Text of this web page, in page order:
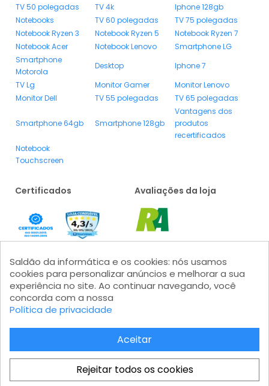
TV 50 polegadas
TV 4k
Iphone 128gb
Notebooks
TV 60 polegadas
TV 75 polegadas
Notebook Ryzen 3
Notebook Ryzen 5
Notebook Ryzen 7
Notebook Acer
Notebook Lenovo
Smartphone LG
Smartphone
Motorola
Desktop
Iphone 7
TV Lg
Monitor Gamer
Monitor Lenovo
Monitor Dell
TV 55 polegadas TV 65 polegadas
Smartphone 64gb Smartphone 128gb
Vantagens dos
produtos
recertificados
Notebook
Touchscreen
Certificados Avaliações da loja
Formas de pagamento
Saldão da informática e os cookies: nós usamos
cookies para personalizar anúncios e melhorar a sua
experiência no site. Ao continuar navegando, você
concorda com a nossa
Política de privacidade
Aceitar
Rejeitar todos os cookies